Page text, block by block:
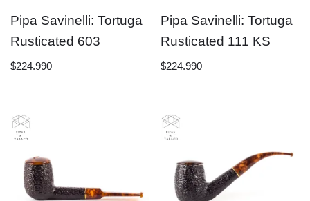
Pipa Savinelli: Tortuga
Rusticated 603
$224.990
Pipa Savinelli: Tortuga
Rusticated 111 KS
$224.990